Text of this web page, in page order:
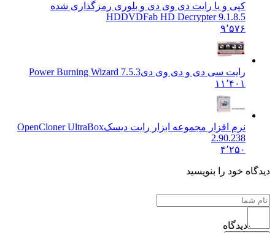
کپی و یا رایت دی وی دی و بلوری رمزگذاری شده
HDDVDFab HD Decrypter 9.1.8.5
۹٬۵۷۶
رایت سی دی و دی وی دیPower Burning Wizard 7.5.3
۱۱٬۴۰۱
نرم افزار مجموعه ابزار رایت دیسکOpenCloner UltraBox
2.90.238
۴٬۲۵۰
خود را بنویسید
دیدگاه